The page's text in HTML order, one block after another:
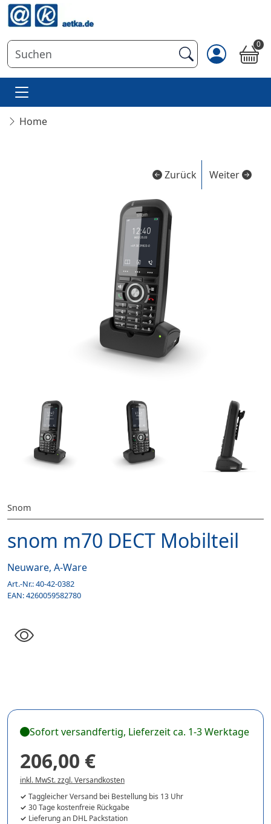
0
Home
Zurück Weiter
Snom
snom m70 DECT Mobilteil
Neuware, A-Ware
Art.-Nr.:40-42-0382
EAN:4260059582780
Sofort versandfertig, Lieferzeit ca. 1-3 Werktage
206,00 €
inkl. MwSt. zzgl. Versandkosten
Taggleicher Versand bei Bestellung bis 13 Uhr
30 Tage kostenfreie Rückgabe
Lieferung an DHL Packstation